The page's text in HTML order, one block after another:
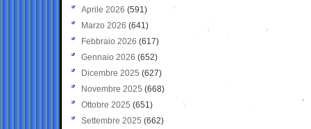
Aprile 2026 (591)
Marzo 2026 (641)
Febbraio 2026 (617)
Gennaio 2026 (652)
Dicembre 2025 (627)
Novembre 2025 (668)
Ottobre 2025 (651)
Settembre 2025 (662)